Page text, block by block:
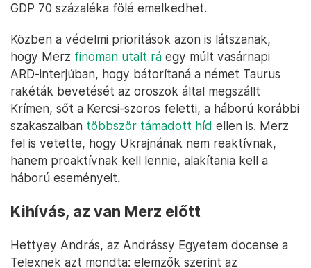
GDP 70 százaléka fölé emelkedhet.
Közben a védelmi prioritások azon is látszanak,
hogy Merz finoman utalt rá egy múlt vasárnapi
ARD-interjúban, hogy bátorítaná a német Taurus
rakéták bevetését az oroszok által megszállt
Krímen, sőt a Kercsi-szoros feletti, a háború korábbi
szakaszaiban többször támadott híd ellen is. Merz
fel is vetette, hogy Ukrajnának nem reaktívnak,
hanem proaktívnak kell lennie, alakítania kell a
háború eseményeit.
Kihívás, az van Merz előtt
Hettyey András, az Andrássy Egyetem docense a
Telexnek azt mondta: elemzők szerint az